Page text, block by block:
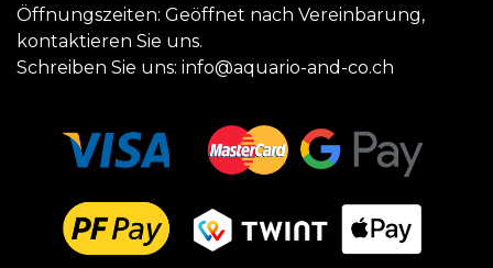
Öffnungszeiten: Geöffnet nach Vereinbarung,
kontaktieren Sie uns.
Schreiben Sie uns: info@aquario-and-co.ch